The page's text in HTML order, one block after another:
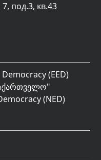
под.3, кв.43
(EED)
"
(NED)